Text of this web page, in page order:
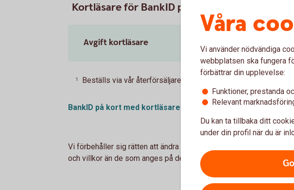
Kortläsare för BankID på kort
Avgift kortläsare
1 Beställs via vår återförsäljare Secmakers webbshop.
BankID på kort med kortläsare
Vi förbehåller sig rätten att ändra priserna. Samverkande
och villkor än de som anges på denna webbsida.
Våra
Vi använder nödvändiga
webbplatsen ska fungera
förbättrar din upplevelse:
Funktioner, prestanda
Relevant
Du kan ta tillbaka ditt
under din profil när du är